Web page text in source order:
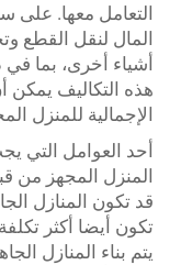
التعامل معها. على
المال لنقل القطع
أشياء أخرى، بما في
هذه التكاليف
الإجمالية للمنزل
أحد العوامل التي
المنزل المجهز من
قد تكون المنازل
تكون أيضا أكثر
يتم بناء المنازل